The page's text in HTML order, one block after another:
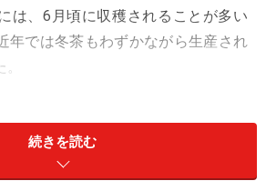
は、6月頃に収穫されることが多い
年では冬茶もわずかながら生産され
ものです。最新の内容をご確認くださ
続きを読む